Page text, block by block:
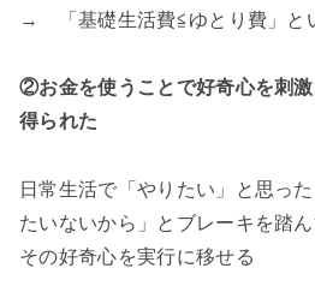
→ 「基礎生活費≦ゆとり費」と
②お金を使うことで好奇心を刺
得られた
日常生活で「やりたい」と思っ
たいないから」とブレーキを踏
その好奇心を実行に移せる